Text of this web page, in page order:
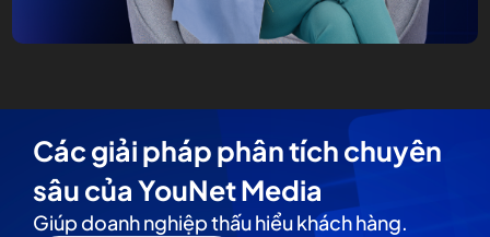
Các giải pháp phân tích chuyên
sâu của YouNet Media
Giúp doanh nghiệp thấu hiểu khách hàng.